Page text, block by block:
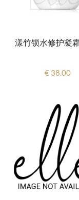
漾竹锁水修护凝
€ 38.00